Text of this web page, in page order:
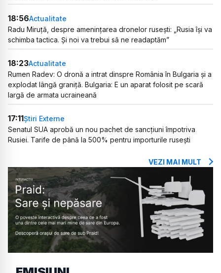
18:56Actualitate
Radu Miruță, despre amenințarea dronelor rusești: „Rusia își va
schimba tactica. Și noi va trebui să ne readaptăm”
18:23Actualitate
Rumen Radev: O dronă a intrat dinspre România în Bulgaria și a
explodat lângă graniță. Bulgaria: E un aparat folosit pe scară
largă de armata ucraineană
17:11Știri Externe
Senatul SUA aprobă un nou pachet de sancțiuni împotriva
Rusiei. Tarife de până la 500% pentru importurile rusești
VEZI MAI MULT